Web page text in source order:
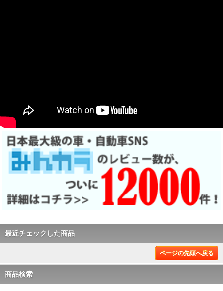
最近チェックした商品
ページの先頭へ戻る
商品検索